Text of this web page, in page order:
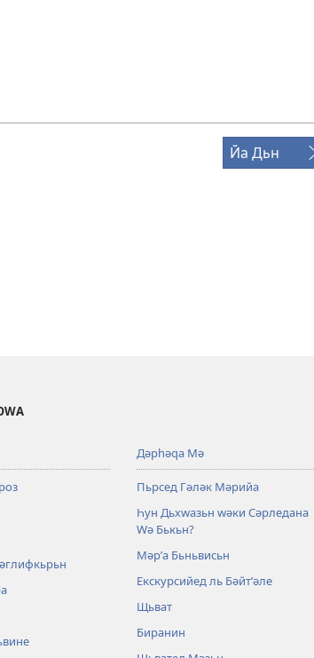
Йа Дьн
Дәрһәԛа Мә
Пьрсед Гәләк Мәрийа
Һун Дьхԝазьн ԝәки Сәрледана
Ԝә Бькьн?
Мәрʹа Бьньвисьн
Екскурсийед ль Бәйтʹәле
Щьват
Биранин